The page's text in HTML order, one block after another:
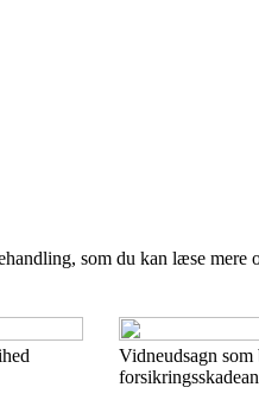
som du kan læse mere
Vidneudsagn som